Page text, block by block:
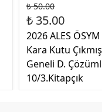
₺ 50.00
₺ 35.00
2026 ALES ÖSYM
Kara Kutu
Geneli D.
10/3.Kitapçık